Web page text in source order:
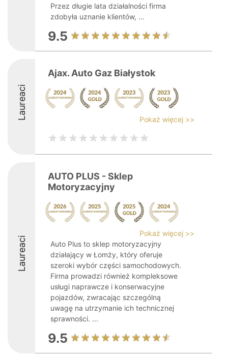
Przez długie lata działalności firma
zdobyła uznanie klientów, ...
9.5
Laureaci
Ajax. Auto Gaz Białystok
Pokaż więcej >>
Laureaci
AUTO PLUS - Sklep
Motoryzacyjny
Pokaż więcej >>
Auto Plus to sklep motoryzacyjny
działający w Łomży, który oferuje
szeroki wybór części samochodowych.
Firma prowadzi również kompleksowe
usługi naprawcze i konserwacyjne
pojazdów, zwracając szczególną
uwagę na utrzymanie ich technicznej
sprawności. ...
9.5